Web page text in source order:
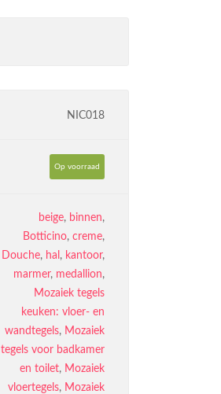
NIC018
Op voorraad
beige, binnen,
Botticino, creme,
Douche, hal , kantoor,
marmer, medallion,
Mozaiek tegels
keuken: vloer- en
wandtegels, Mozaiek
tegels voor badkamer
en toilet, Mozaiek
vloertegels, Mozaiek